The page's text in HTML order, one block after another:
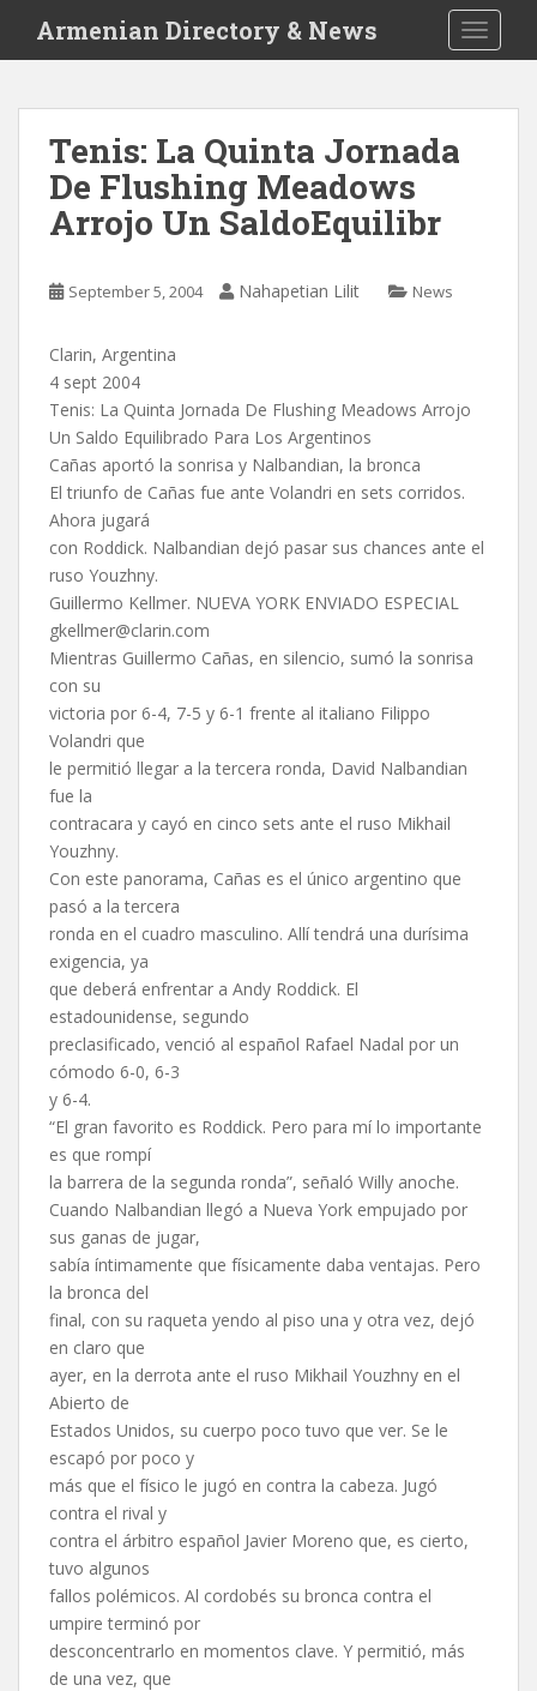
i
Armenian Directory & News
Tenis: La Quinta Jornada
De Flushing Meadows
Arrojo Un SaldoEquilibr
September 5, 2004 Nahapetian Lilit News
Clarin, Argentina
4 sept 2004
Tenis: La Quinta Jornada De Flushing Meadows Arrojo
Un Saldo Equilibrado Para Los Argentinos
Cañas aportó la sonrisa y Nalbandian, la bronca
El triunfo de Cañas fue ante Volandri en sets corridos.
Ahora jugará
con Roddick. Nalbandian dejó pasar sus chances ante el
ruso Youzhny.
Guillermo Kellmer. NUEVA YORK ENVIADO ESPECIAL
gkellmer@clarin.com
Mientras Guillermo Cañas, en silencio, sumó la sonrisa
con su
victoria por 6-4, 7-5 y 6-1 frente al italiano Filippo
Volandri que
le permitió llegar a la tercera ronda, David Nalbandian
fue la
contracara y cayó en cinco sets ante el ruso Mikhail
Youzhny.
Con este panorama, Cañas es el único argentino que
pasó a la tercera
ronda en el cuadro masculino. Allí tendrá una durísima
exigencia, ya
que deberá enfrentar a Andy Roddick. El
estadounidense, segundo
preclasificado, venció al español Rafael Nadal por un
cómodo 6-0, 6-3
y 6-4.
“El gran favorito es Roddick. Pero para mí lo importante
es que rompí
la barrera de la segunda ronda”, señaló Willy anoche.
Cuando Nalbandian llegó a Nueva York empujado por
sus ganas de jugar,
sabía íntimamente que físicamente daba ventajas. Pero
la bronca del
final, con su raqueta yendo al piso una y otra vez, dejó
en claro que
ayer, en la derrota ante el ruso Mikhail Youzhny en el
Abierto de
Estados Unidos, su cuerpo poco tuvo que ver. Se le
escapó por poco y
más que el físico le jugó en contra la cabeza. Jugó
contra el rival y
contra el árbitro español Javier Moreno que, es cierto,
tuvo algunos
fallos polémicos. Al cordobés su bronca contra el
umpire terminó por
desconcentrarlo en momentos clave. Y permitió, más
de una vez, que